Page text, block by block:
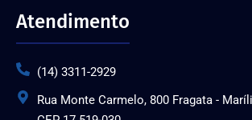
Atendimento
(14) 3311-2929
Rua Monte Carmelo, 800 Fragata -